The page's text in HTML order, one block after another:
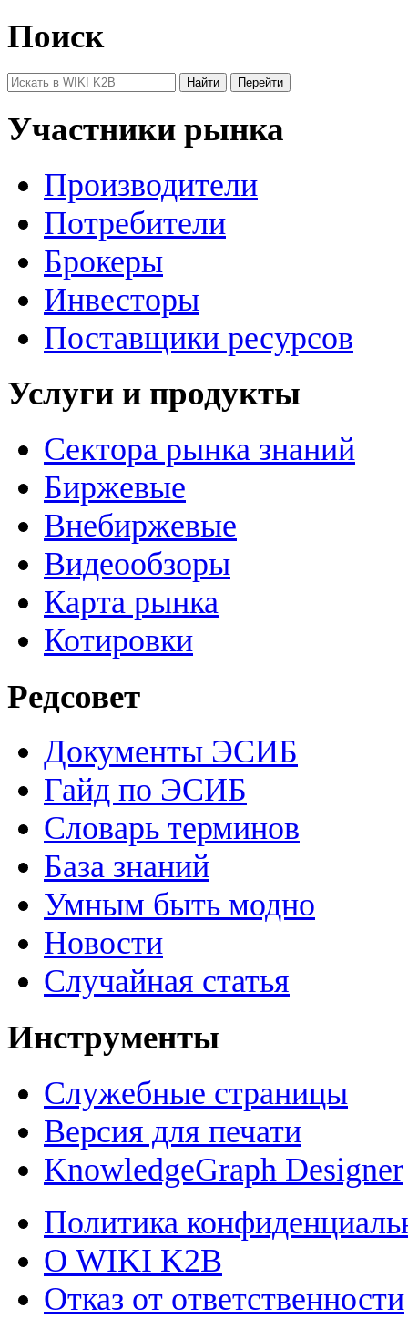
Поиск
Участники рынка
Производители
Потребители
Брокеры
Инвесторы
Поставщики ресурсов
Услуги и продукты
Сектора рынка знаний
Биржевые
Внебиржевые
Видеообзоры
Карта рынка
Котировки
Редсовет
Документы ЭСИБ
Гайд по ЭСИБ
Словарь терминов
База знаний
Умным быть модно
Новости
Случайная статья
Инструменты
Служебные страницы
Версия для печати
KnowledgeGraph Designer
Политика
О WIKI K2B
Отказ от ответственности